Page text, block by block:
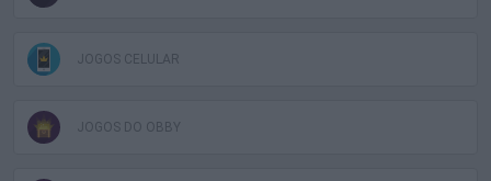
JOGOS CELULAR
JOGOS DO OBBY